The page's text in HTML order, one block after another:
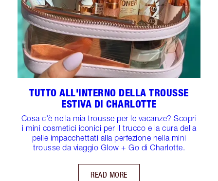
TUTTO ALL'INTERNO DELLA TROUSSE
ESTIVA DI CHARLOTTE
Cosa c'è nella mia trousse per le vacanze? Scopri
i mini cosmetici iconici per il trucco e la cura della
pelle impacchettati alla perfezione nella mini
trousse da viaggio Glow + Go di Charlotte.
READ MORE